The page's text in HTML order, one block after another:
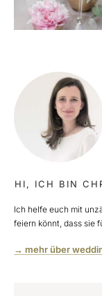
HI, ICH BIN
Ich helfe euch mit
feiern könnt, dass sie
→ mehr über